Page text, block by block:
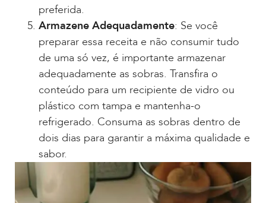
preferida.
Armazene Adequadamente: Se você
preparar essa receita e não consumir tudo
de uma só vez, é importante armazenar
adequadamente as sobras. Transfira o
conteúdo para um recipiente de vidro ou
plástico com tampa e mantenha-o
refrigerado. Consuma as sobras dentro de
dois dias para garantir a máxima qualidade e
sabor.